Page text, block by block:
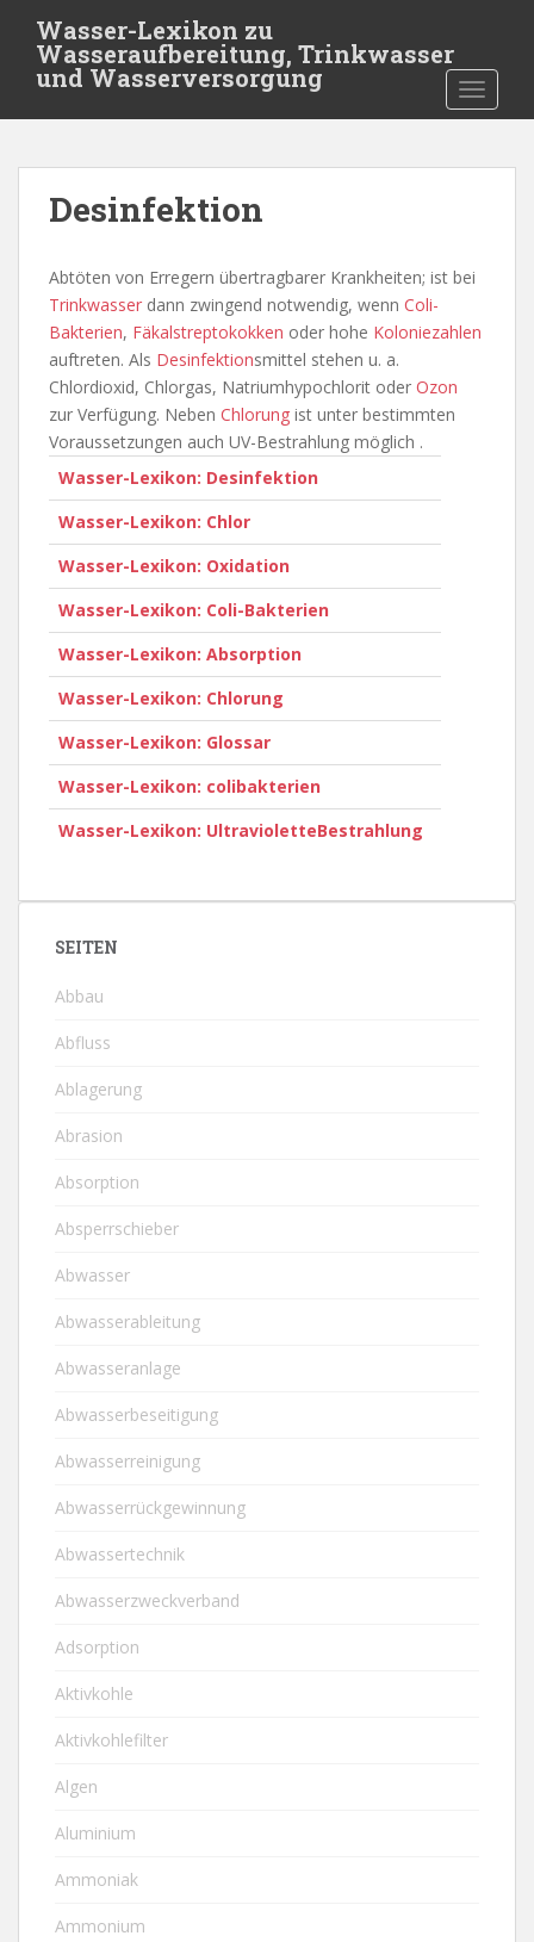
t
Wasser-Lexikon zu
Wasseraufbereitung, Trinkwasser
und Wasserversorgung
Desinfektion
Abtöten von Erregern übertragbarer Krankheiten; ist bei
Trinkwasser dann zwingend notwendig, wenn Coli-
Bakterien, Fäkalstreptokokken oder hohe Koloniezahlen
auftreten. Als Desinfektionsmittel stehen u. a.
Chlordioxid, Chlorgas, Natriumhypochlorit oder Ozon
zur Verfügung. Neben Chlorung ist unter bestimmten
Voraussetzungen auch UV-Bestrahlung möglich .
Wasser-Lexikon: Desinfektion
Wasser-Lexikon: Chlor
Wasser-Lexikon: Oxidation
Wasser-Lexikon: Coli-Bakterien
Wasser-Lexikon: Absorption
Wasser-Lexikon: Chlorung
Wasser-Lexikon: Glossar
Wasser-Lexikon: colibakterien
Wasser-Lexikon: UltravioletteBestrahlung
SEITEN
Abbau
Abfluss
Ablagerung
Abrasion
Absorption
Absperrschieber
Abwasser
Abwasserableitung
Abwasseranlage
Abwasserbeseitigung
Abwasserreinigung
Abwasserrückgewinnung
Abwassertechnik
Abwasserzweckverband
Adsorption
Aktivkohle
Aktivkohlefilter
Algen
Aluminium
Ammoniak
Ammonium